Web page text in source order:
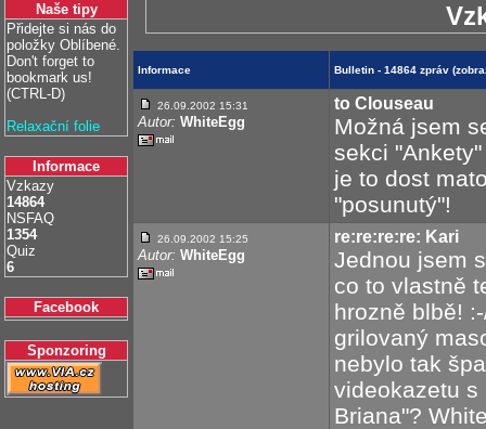
Naše tipy
Přidejte si nás do
položky Oblíbené.
Don't forget to
bookmark us!
(CTRL-D)
Relaxační folie
Informace
Vzkazy
14864
NSFAQ
1354
Quiz
6
Facebook
Sponzoring
Informace Bulletin - 14864 zpráv
26.09.2002 15:31
Autor: WhiteEgg
to Clouseau
Možná jsem
sekci
je to dost
"posunutý"!
26.09.2002 15:25
Autor: WhiteEgg
re:re:re:re: Kari
Jednou jsem
co to vlastně
hrozně blbě!
grilovaný
nebylo tak
videokazetu s
Briana"?